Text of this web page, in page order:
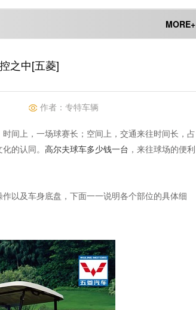
MORE+
之中[五菱]
作者： 专特车辆
间上，一场球赛长；空间上，交通来往时间长，占
的认同。 高尔夫球车多少钱一台 ，来往球场的便利
以及车身底盘，下面一一说明各个部位的具体细